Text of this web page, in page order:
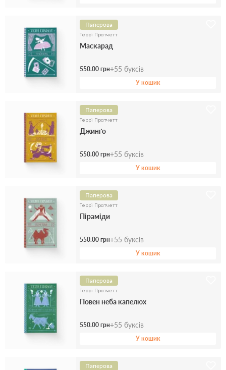
Паперова
Террі Пратчетт
Маскарад
550.00 грн+55 буксів
У кошик
Паперова
Террі Пратчетт
Джинґо
550.00 грн+55 буксів
У кошик
Паперова
Террі Пратчетт
Піраміди
550.00 грн+55 буксів
У кошик
Паперова
Террі Пратчетт
Повен неба капелюх
550.00 грн+55 буксів
У кошик
Паперова